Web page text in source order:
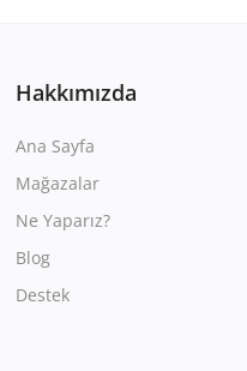
Hakkımızda
Ana Sayfa
Mağazalar
Ne Yaparız?
Blog
Destek